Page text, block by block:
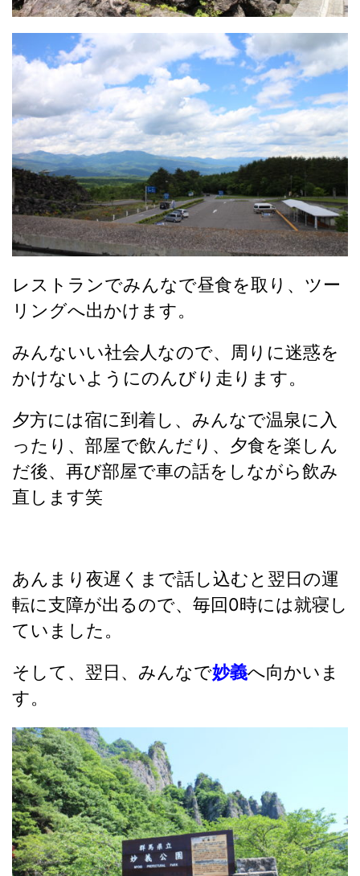
レストランでみんなで昼食を取り、ツー
リングへ出かけます。
みんないい社会人なので、周りに迷惑を
かけないようにのんびり走ります。
夕方には宿に到着し、みんなで温泉に入
ったり、部屋で飲んだり、夕食を楽しん
だ後、再び部屋で車の話をしながら飲み
直します笑
あんまり夜遅くまで話し込むと翌日の運
転に支障が出るので、毎回0時には就寝し
ていました。
そして、翌日、みんなで妙義へ向かいま
す。